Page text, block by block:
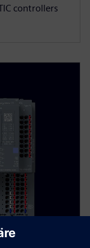
controllers